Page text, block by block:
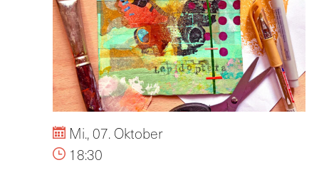
Mi., 07. Oktober
18:30